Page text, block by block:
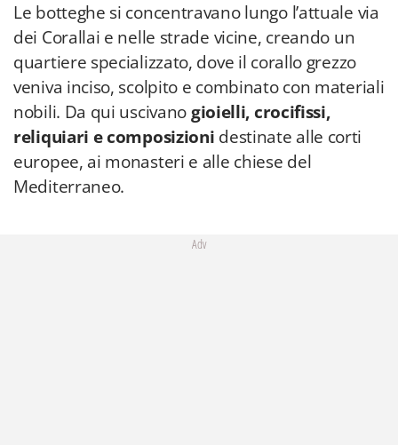
Le botteghe si concentravano lungo l’attuale via
dei Corallai e nelle strade vicine, creando un
quartiere specializzato, dove il corallo grezzo
veniva inciso, scolpito e combinato con materiali
nobili. Da qui uscivanogioielli, crocifissi,
reliquiari e composizioni destinate alle corti
europee, ai monasteri e alle chiese del
Mediterraneo.
Adv